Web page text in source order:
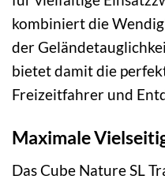
kombiniert die
der
bietet damit die
Freizeitfahrer und
Maximale
Das Cube Nature SL